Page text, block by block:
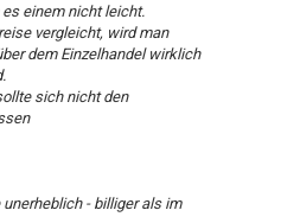
einem nicht leicht.
vergleicht, wird man
dem Einzelhandel wirklich
sich nicht den
- billiger als im